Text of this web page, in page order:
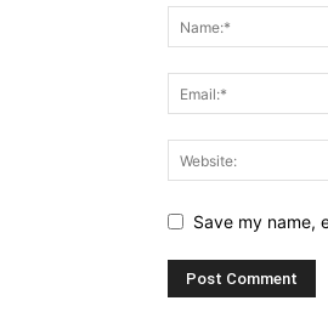
Save my name,